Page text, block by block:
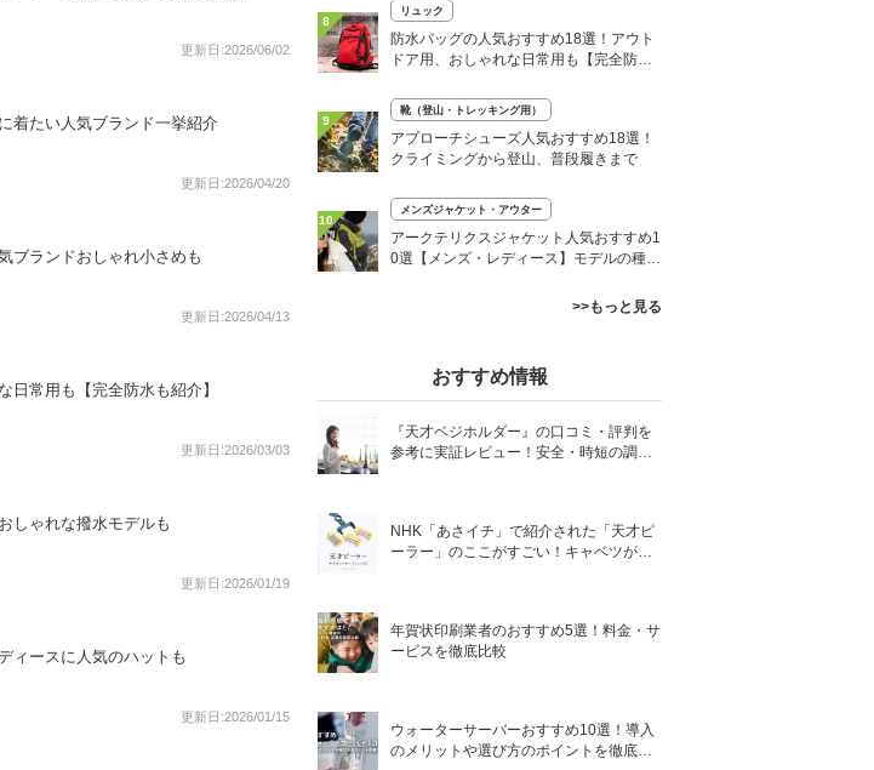
更新日:2026/06/02
着たい人気ブランド一挙紹介
更新日:2026/04/20
ブランドおしゃれ小さめも
更新日:2026/04/13
日常用も【完全防水も紹介】
更新日:2026/03/03
しゃれな撥水モデルも
更新日:2026/01/19
ィースに人気のハットも
更新日:2026/01/15
8
リュック
防水バッグの人気おすすめ18選！アウト
ドア用、おしゃれな日常用も【完全防水
9
靴（登山・トレッキング用）
アプローチシューズ人気おすすめ18選！
クライミングから登山、普段履きまで
10
メンズジャケット・アウター
アークテリクスジャケット人気おすすめ1
0選【メンズ・レディース】モデルの種類
>>もっと見る
おすすめ情報
『天才ベジホルダー』の口コミ・評判を
参考に実証レビュー！安全・時短の調理
NHK「あさイチ」で紹介された「天才ピ
ーラー」のここがすごい！キャベツがほ
年賀状印刷業者のおすすめ5選！料金・サ
ービスを徹底比較
ウォーターサーバーおすすめ10選！導入
のメリットや選び方のポイントを徹底解